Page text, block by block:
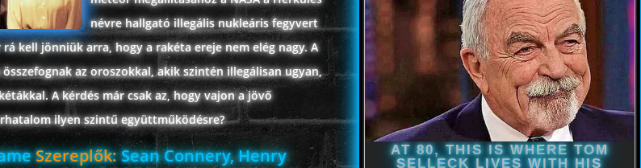
névre hallgató illegális nukleáris fegyvert
kell jönniük arra, hogy a rakéta ereje nem elég nagy. A
az oroszokkal, akik szintén illegálisan ugyan,
A kérdés már csak az, hogy vajon a jövő
ilyen szintű együttműködésre?
Szereplők:Sean Connery, Henry